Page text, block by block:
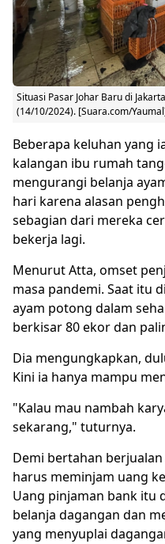
Situasi Pasar Johar Baru di
(14/10/2024). [Suara.com/
Beberapa keluhan yang
kalangan ibu rumah
mengurangi belanja
hari karena alasan
sebagian dari mereka
bekerja lagi.
Menurut Atta, omset
masa pandemi. Saat itu
ayam potong dalam
berkisar 80 ekor dan
Dia mengungkapkan,
Kini ia hanya mampu
"Kalau mau nambah
sekarang," tuturnya.
Demi bertahan
harus meminjam uang
Uang pinjaman bank itu
belanja dagangan dan
yang menyuplai